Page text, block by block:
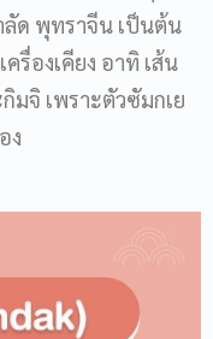
ลัด พุทราจีน เป็นต้น
รื่องเคียง อาทิ เส้น
มจิ เพราะตัวซัมกเย
ง